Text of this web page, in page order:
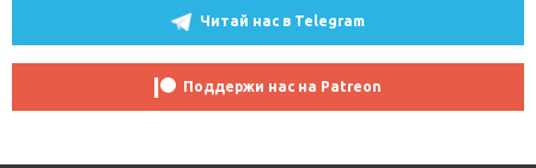
Читай нас в Telegram
Поддержи нас на Patreon